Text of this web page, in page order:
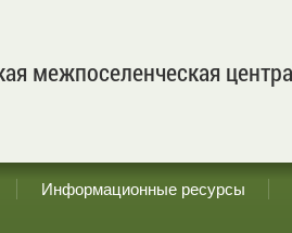
межпоселенческая
Информационные ресурсы